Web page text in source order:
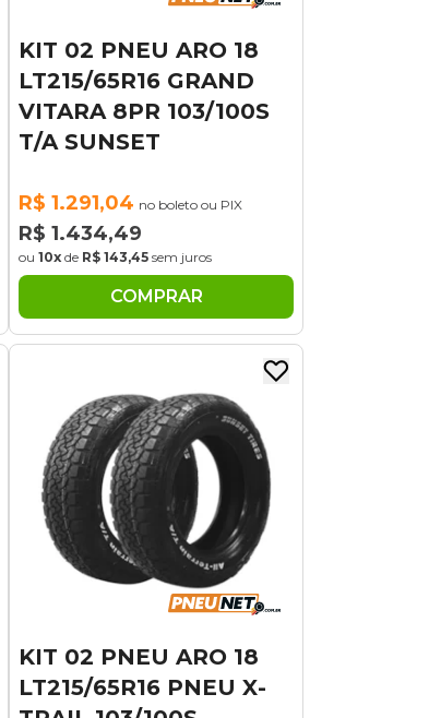
KIT 02 PNEU ARO 18
LT215/65R16 GRAND
VITARA 8PR 103/100S
T/A SUNSET
R$ 1.291,04 no boleto ou PIX
R$ 1.434,49
ou 10x de R$ 143,45 sem juros
COMPRAR
KIT 02 PNEU ARO 18
LT215/65R16 PNEU X-